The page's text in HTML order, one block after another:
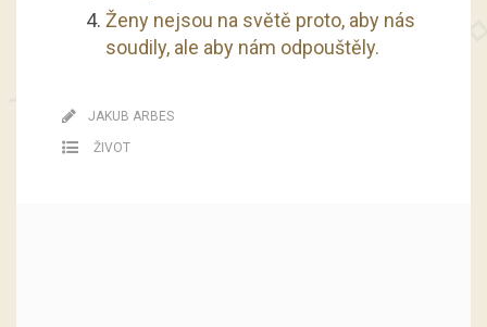
Ženy nejsou na světě proto, aby nás
soudily, ale aby nám odpouštěly.
JAKUB ARBES
ŽIVOT